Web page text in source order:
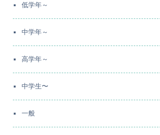
低学年～
中学年～
高学年～
中学生〜
一般